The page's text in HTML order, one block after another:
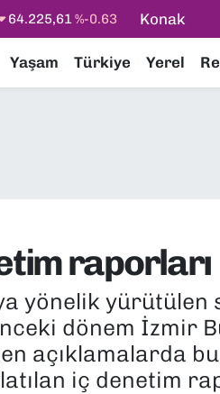
47,7143%0.16
64,2463%0.07
Konak
Yaşam Türkiye Yerel
raporları
yönelik
dönem İzmir
açıklamalarda
iç denetim